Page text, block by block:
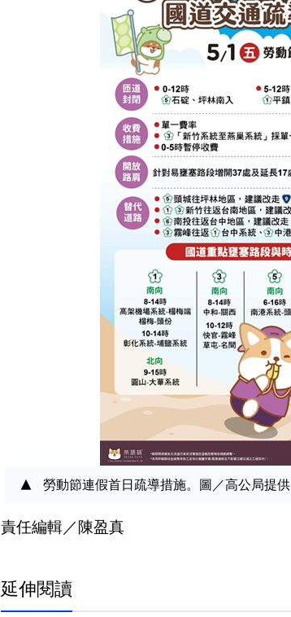
勞動節連假首日疏導措施。圖／高公局提供
責任編輯／陳盈真
延伸閱讀